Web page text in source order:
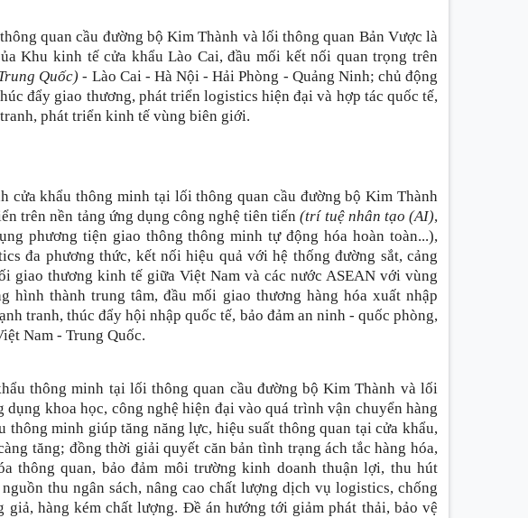
quan cầu đường bộ Kim Thành và lối thông quan Bản Vược là
Khu kinh tế cửa khẩu Lào Cai, đầu mối kết nối quan trọng trên
Quốc) - Lào Cai - Hà Nội - Hải Phòng - Quảng Ninh; chủ động
đẩy giao thương, phát triển logistics hiện đại và hợp tác quốc tế,
phát triển kinh tế vùng biên giới.
cửa khẩu thông minh tại lối thông quan cầu đường bộ Kim Thành
trên nền tảng ứng dụng công nghệ tiên tiến(trí tuệ nhân tạo (AI),
phương tiện giao thông thông minh tự động hóa hoàn toàn...),
đa phương thức, kết nối hiệu quả với hệ thống đường sắt, cảng
giao thương kinh tế giữa Việt Nam và các nước ASEAN với vùng
hình thành trung tâm, đầu mối giao thương hàng hóa xuất nhập
tranh, thúc đẩy hội nhập quốc tế, bảo đảm an ninh - quốc phòng,
Nam - Trung Quốc.
thông minh tại lối thông quan cầu đường bộ Kim Thành và lối
dụng khoa học, công nghệ hiện đại vào quá trình vận chuyển hàng
thông minh giúp tăng năng lực, hiệu suất thông quan tại cửa khẩu,
tăng; đồng thời giải quyết căn bản tình trạng ách tắc hàng hóa,
thông quan, bảo đảm môi trường kinh doanh thuận lợi, thu hút
thu ngân sách, nâng cao chất lượng dịch vụ logistics, chống
giả, hàng kém chất lượng. Đề án hướng tới giảm phát thải, bảo vệ